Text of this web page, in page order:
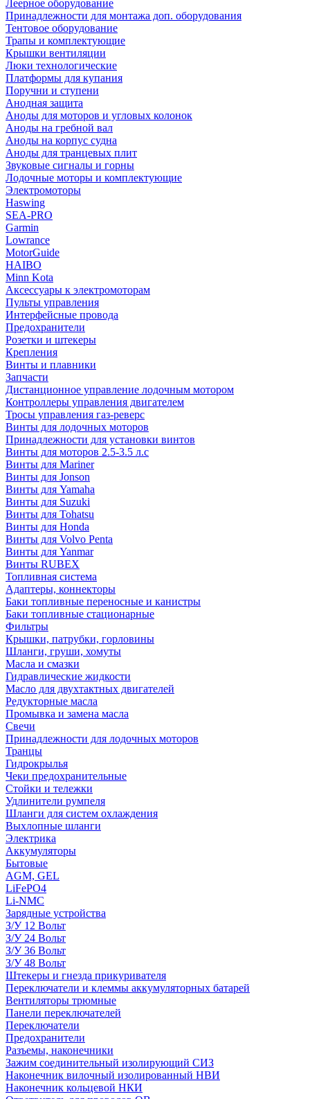
Леерное оборудование
Принадлежности для монтажа доп. оборудования
Тентовое оборудование
Трапы и комплектующие
Крышки вентиляции
Люки технологические
Платформы для купания
Поручни и ступени
Анодная защита
Аноды для моторов и угловых колонок
Аноды на гребной вал
Аноды на корпус судна
Аноды для транцевых плит
Звуковые сигналы и горны
Лодочные моторы и комплектующие
Электромоторы
Haswing
SEA-PRO
Garmin
Lowrance
MotorGuide
HAIBO
Minn Kota
Аксессуары к электромоторам
Пульты управления
Интерфейсные провода
Предохранители
Розетки и штекеры
Крепления
Винты и плавники
Запчасти
Дистанционное управление лодочным мотором
Контроллеры управления двигателем
Тросы управления газ-реверс
Винты для лодочных моторов
Принадлежности для установки винтов
Винты для моторов 2.5-3.5 л.с
Винты для Mariner
Винты для Jonson
Винты для Yamaha
Винты для Suzuki
Винты для Tohatsu
Винты для Honda
Винты для Volvo Penta
Винты для Yanmar
Винты RUBEX
Топливная система
Адаптеры, коннекторы
Баки топливные переносные и канистры
Баки топливные стационарные
Фильтры
Крышки, патрубки, горловины
Шланги, груши, хомуты
Масла и смазки
Гидравлические жидкости
Масло для двухтактных двигателей
Редукторные масла
Промывка и замена масла
Свечи
Принадлежности для лодочных моторов
Транцы
Гидрокрылья
Чеки предохранительные
Стойки и тележки
Удлинители румпеля
Шланги для систем охлаждения
Выхлопные шланги
Электрика
Аккумуляторы
Бытовые
AGM, GEL
LiFePO4
Li-NMC
Зарядные устройства
З/У 12 Вольт
З/У 24 Вольт
З/У 36 Вольт
З/У 48 Вольт
Штекеры и гнезда прикуривателя
Переключатели и клеммы аккумуляторных батарей
Вентиляторы трюмные
Панели переключателей
Переключатели
Предохранители
Разъемы, наконечники
Зажим соединительный изолирующий СИЗ
Наконечник вилочный изолированный НВИ
Наконечник кольцевой НКИ